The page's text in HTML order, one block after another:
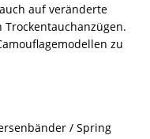
auch auf veränderte
zu
/ Spring